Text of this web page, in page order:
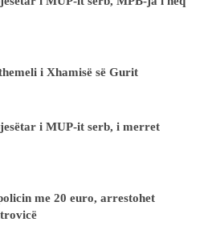
i Xhamisë së Gurit
i MUP-it serb, i merret
me 20 euro, arrestohet